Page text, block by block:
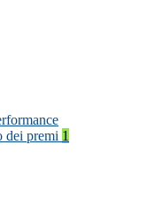
dei premi 1